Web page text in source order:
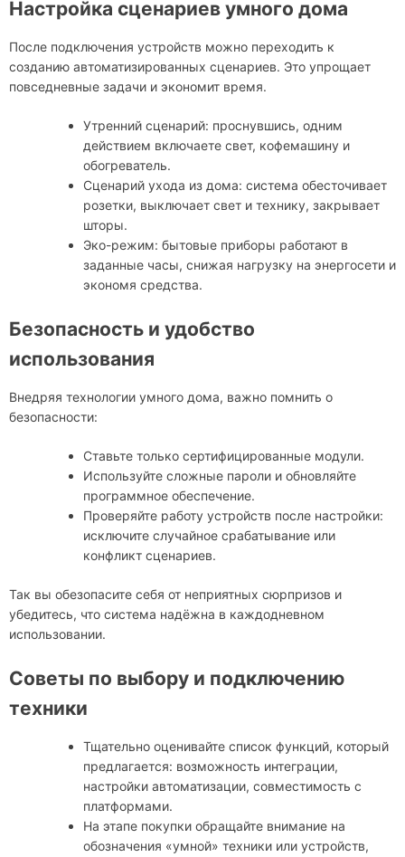
Настройка сценариев умного дома
После подключения устройств можно переходить к
созданию автоматизированных сценариев. Это упрощает
повседневные задачи и экономит время.
Утренний сценарий: проснувшись, одним
действием включаете свет, кофемашину и
обогреватель.
Сценарий ухода из дома: система обесточивает
розетки, выключает свет и технику, закрывает
шторы.
Эко-режим: бытовые приборы работают в
заданные часы, снижая нагрузку на энергосети и
экономя средства.
Безопасность и удобство
использования
Внедряя технологии умного дома, важно помнить о
безопасности:
Ставьте только сертифицированные модули.
Используйте сложные пароли и обновляйте
программное обеспечение.
Проверяйте работу устройств после настройки:
исключите случайное срабатывание или
конфликт сценариев.
Так вы обезопасите себя от неприятных сюрпризов и
убедитесь, что система надёжна в каждодневном
использовании.
Советы по выбору и подключению
техники
Тщательно оценивайте список функций, который
предлагается: возможность интеграции,
настройки автоматизации, совместимость с
платформами.
На этапе покупки обращайте внимание на
обозначения «умной» техники или устройств,